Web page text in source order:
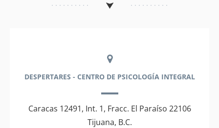
DESPERTARES - CENTRO DE PSICOLOGÍA INTEGRAL
Caracas 12491, Int. 1, Fracc. El Paraíso 22106
Tijuana, B.C.